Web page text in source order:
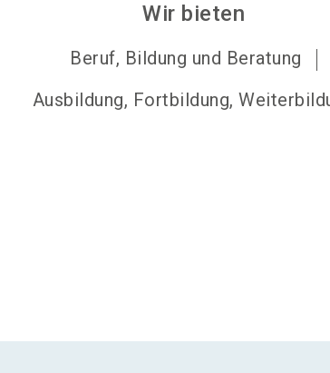
Wir bieten
Beruf, Bildung und Beratung
Ausbildung, Fortbildung,